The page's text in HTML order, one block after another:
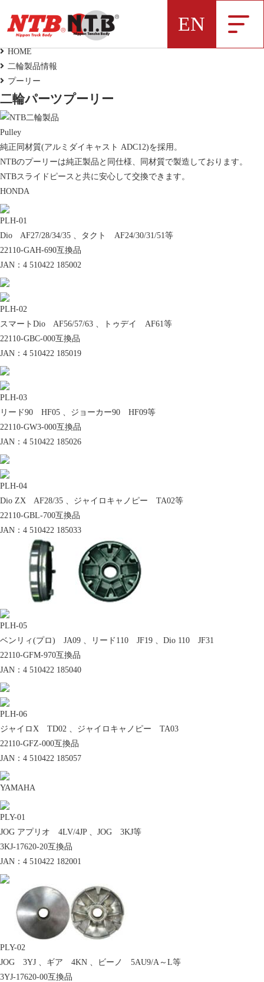
弊社NTBブランドの製品データをExcelにま
とめました
新着情報
NTB製品の最新情報や、展示会・メーカーイ
ベント、当社からのお知らせ。
事業活動を通じて、地域課題の解決及び持続
可能な社会の実現に取り組んでまいります。
多様性に優れている用途強靭な「多目的ビニ
新開発シートアッセンブリ募集
純正が絶版となったシートカバー開発のた
め、純正シートアッセンブリを募集しており
ます。
EN
二輪製品情報
Motorcycle Parts
HOME
二輪製品情報
プーリー
二輪パーツプーリー
Pulley
純正同材質(アルミダイキャスト ADC12)を採用。
NTBのプーリーは純正製品と同仕様、同材質で製造しております。
NTBスライドピースと共に安心して交換できます。
HONDA
PLH-01
Dio AF27/28/34/35 、タクト AF24/30/31/51等
22110-GAH-690互換品
JAN：4 510422 185002
PLH-02
スマートDio AF56/57/63 、トゥデイ AF61等
22110-GBC-000互換品
JAN：4 510422 185019
PLH-03
リード90 HF05 、ジョーカー90 HF09等
22110-GW3-000互換品
JAN：4 510422 185026
PLH-04
Dio ZX AF28/35 、ジャイロキャノピー TA02等
22110-GBL-700互換品
JAN：4 510422 185033
PLH-05
ベンリィ(プロ) JA09 、リード110 JF19 、Dio 110 JF31
22110-GFM-970互換品
JAN：4 510422 185040
PLH-06
ジャイロX TD02 、ジャイロキャノピー TA03
22110-GFZ-000互換品
JAN：4 510422 185057
YAMAHA
PLY-01
JOG アプリオ 4LV/4JP 、JOG 3KJ等
3KJ-17620-20互換品
JAN：4 510422 182001
PLY-02
JOG 3YJ 、ギア 4KN 、ビーノ 5AU9/A～L等
3YJ-17620-00互換品